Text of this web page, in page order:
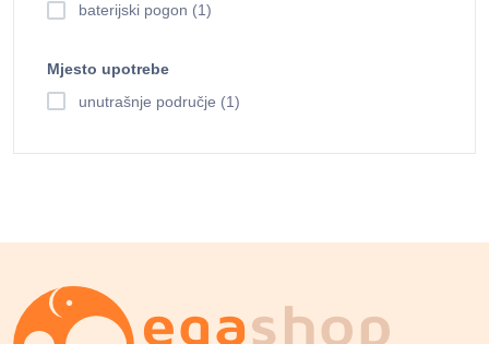
baterijski pogon (1)
Mjesto upotrebe
unutrašnje područje (1)